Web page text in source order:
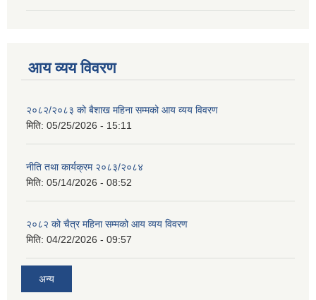
आय व्यय विवरण
२०८२/२०८३ को बैशाख महिना सम्मको आय व्यय विवरण
मिति: 05/25/2026 - 15:11
नीति तथा कार्यक्रम २०८३/२०८४
मिति: 05/14/2026 - 08:52
२०८२ को चैत्र महिना सम्मको आय व्यय विवरण
मिति: 04/22/2026 - 09:57
अन्य